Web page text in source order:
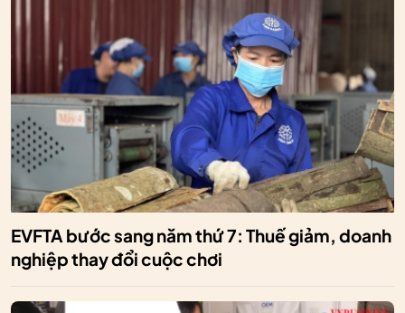
EVFTA bước sang năm thứ 7: Thuế giảm, doanh
nghiệp thay đổi cuộc chơi